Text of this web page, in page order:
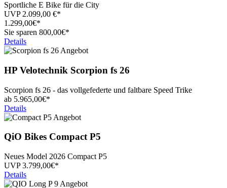
Sportliche E Bike für die City
UVP 2.099,00 €*
1.299,00€*
Sie sparen 800,00€*
Details
HP Velotechnik Scorpion fs 26
Scorpion fs 26 - das vollgefederte und faltbare Speed Trike
ab 5.965,00€*
Details
QiO Bikes Compact P5
Neues Model 2026 Compact P5
UVP3.799,00€*
Details